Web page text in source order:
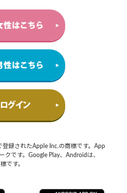
録されたApple Inc.の商標です。App
クです。Google Play、Androidは、
です。